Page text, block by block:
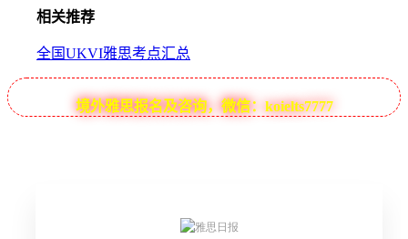
相关推荐
全国UKVI雅思考点汇总
境外雅思报名及咨询，微信：koielts7777